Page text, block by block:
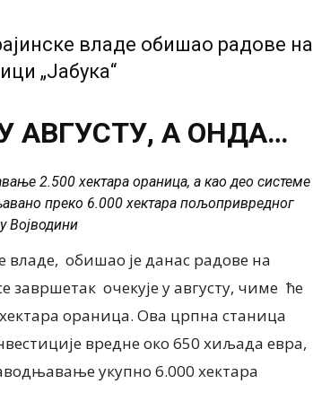
владе обишао радове на
„Јабука“
АВГУСТУ, А ОНДА…
2.500 хектара ораница, а као део системе
преко 6.000 хектара пољопривредног
Војводини
владе, обишао је данас радове на
завршетак очекује у августу, чиме ће
ораница. Ова црпна станица
вредне око 650 хиљада евра,
укупно 6.000 хектара